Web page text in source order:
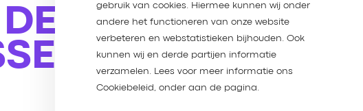
TWEE
EN
gebruik van cookies. Hiermee kunnen wij onder
andere het functioneren van onze website
verbeteren en webstatistieken bijhouden. Ook
kunnen wij en derde partijen informatie
verzamelen. Lees voor meer informatie ons
Cookiebeleid, onder aan de pagina.